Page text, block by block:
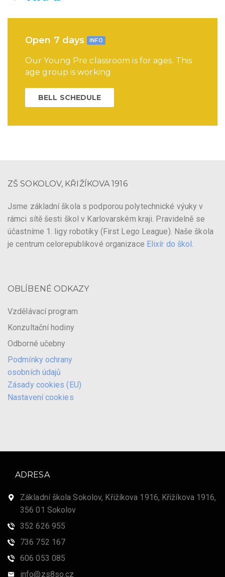
Open 7 days INFO
Our Young Pre classroom is for ages. This
age group is working
BELL SCHEDULE
ZŠ SOKOLOV, KŘIŽÍKOVA 1916
Jsme základní škola s podporou polytechnické výuky v
rámci sítě šesti škol v Karlovarském kraji. Pravidelně se
účastníme 1. ligy robotiky (First Lego League). Naše škola
je centrum celorepublikové organizace Elixír do škol .
OBLÍBENÉ ODKAZY
Vzdělávací program
Konzultační hodiny
Odborné učebny
Podmínky ochrany
osobních údajů
Zásady cookies (EU)
Nastavení cookies
ADRESA
Základní škola Sokolov, Křižíkova 1916, Křižíkova 1916,
356 01 Sokolov
352 626 955
736 752 167
606 053 085
info@zs8so.cz